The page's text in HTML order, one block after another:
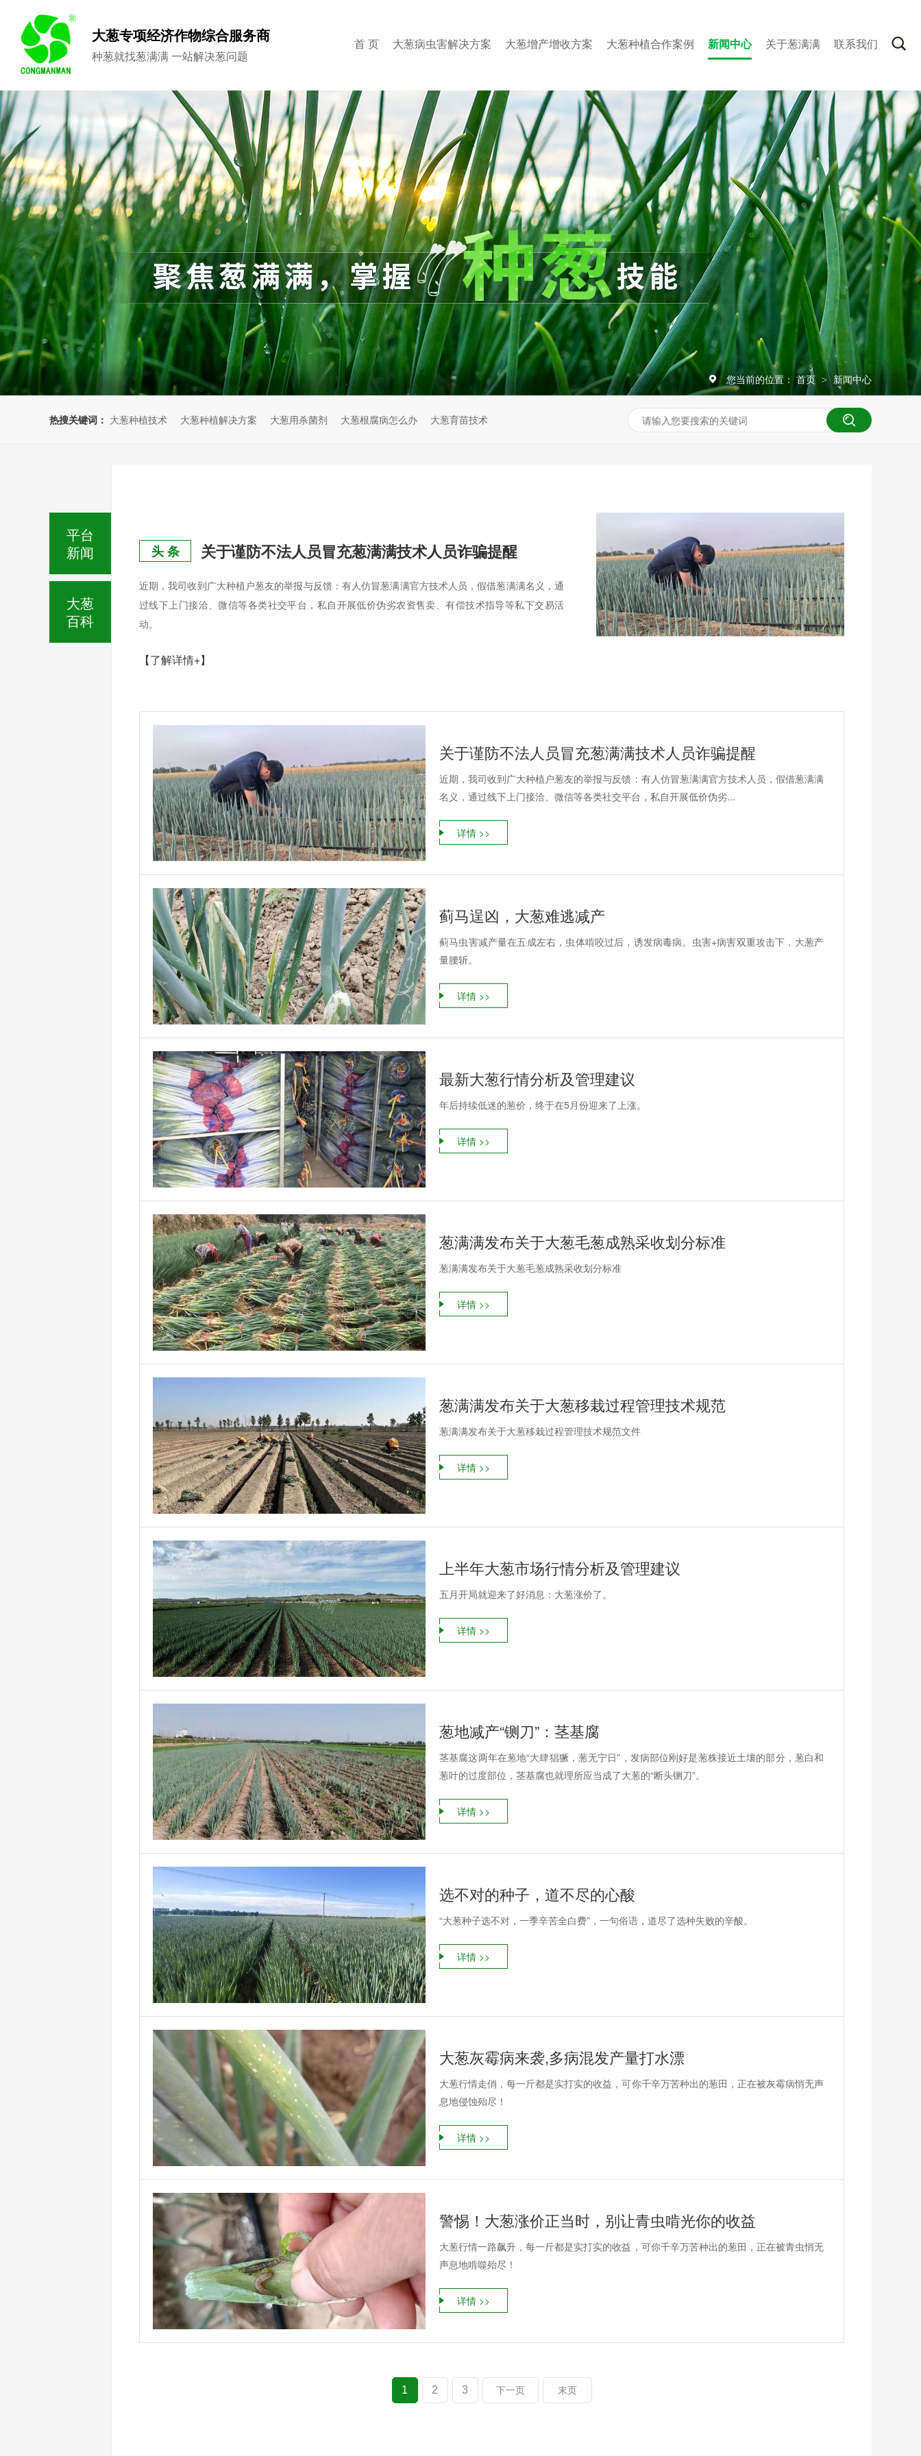
大葱专项经济作物综合服务商
种葱就找葱满满 一站解决葱问题
首 页 大葱病虫害解决方案 大葱增产增收方案 大葱种植合作案例 新闻中心 关于葱满满 联系我们
您当前的位置： 首页 > 新闻中心
热搜关键词： 大葱种植技术 大葱种植解决方案 大葱用杀菌剂 大葱根腐病怎么办 大葱育苗技术
头 条 关于谨防不法人员冒充葱满满技术人员诈骗提醒
近期，我司收到广大种植户葱友的举报与反馈：有人仿冒葱满满官方技术人员，假借葱满满名义，通
过线下上门接洽、微信等各类社交平台，私自开展低价伪劣农资售卖、有偿技术指导等私下交易活
动。
【了解详情+】
关于谨防不法人员冒充葱满满技术人员诈骗提醒
近期，我司收到广大种植户葱友的举报与反馈：有人仿冒葱满满官方技术人员，假借葱满满
名义，通过线下上门接洽、微信等各类社交平台，私自开展低价伪劣...
详情 >>
蓟马逞凶，大葱难逃减产
蓟马虫害减产量在五成左右，虫体啃咬过后，诱发病毒病。虫害+病害双重攻击下，大葱产
量腰斩。
详情 >>
最新大葱行情分析及管理建议
年后持续低迷的葱价，终于在5月份迎来了上涨。
详情 >>
葱满满发布关于大葱毛葱成熟采收划分标准
葱满满发布关于大葱毛葱成熟采收划分标准
详情 >>
葱满满发布关于大葱移栽过程管理技术规范
葱满满发布关于大葱移栽过程管理技术规范文件
详情 >>
上半年大葱市场行情分析及管理建议
五月开局就迎来了好消息：大葱涨价了。
详情 >>
葱地减产“铡刀”：茎基腐
茎基腐这两年在葱地“大肆猖獗，葱无宁日”，发病部位刚好是葱株接近土壤的部分，葱白和
葱叶的过度部位，茎基腐也就理所应当成了大葱的“断头铡刀”。
详情 >>
选不对的种子，道不尽的心酸
“大葱种子选不对，一季辛苦全白费”，一句俗语，道尽了选种失败的辛酸。
详情 >>
大葱灰霉病来袭,多病混发产量打水漂
大葱行情走俏，每一斤都是实打实的收益，可你千辛万苦种出的葱田，正在被灰霉病悄无声
息地侵蚀殆尽！
详情 >>
警惕！大葱涨价正当时，别让青虫啃光你的收益
大葱行情一路飙升，每一斤都是实打实的收益，可你千辛万苦种出的葱田，正在被青虫悄无
声息地啃噬殆尽！
详情 >>
1 2 3 下一页 末页
平台
新闻
大葱
百科